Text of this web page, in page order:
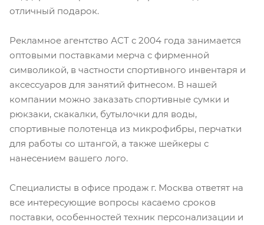
отличный подарок.
Рекламное агентство АСТ с 2004 года занимается
оптовыми поставками мерча с фирменной
символикой, в частности спортивного инвентаря и
аксессуаров для занятий фитнесом. В нашей
компании можно заказать спортивные сумки и
рюкзаки, скакалки, бутылочки для воды,
спортивные полотенца из микрофибры, перчатки
для работы со штангой, а также шейкеры с
нанесением вашего лого.
Специалисты в офисе продаж г. Москва ответят на
все интересующие вопросы касаемо сроков
поставки, особенностей техник персонализации и